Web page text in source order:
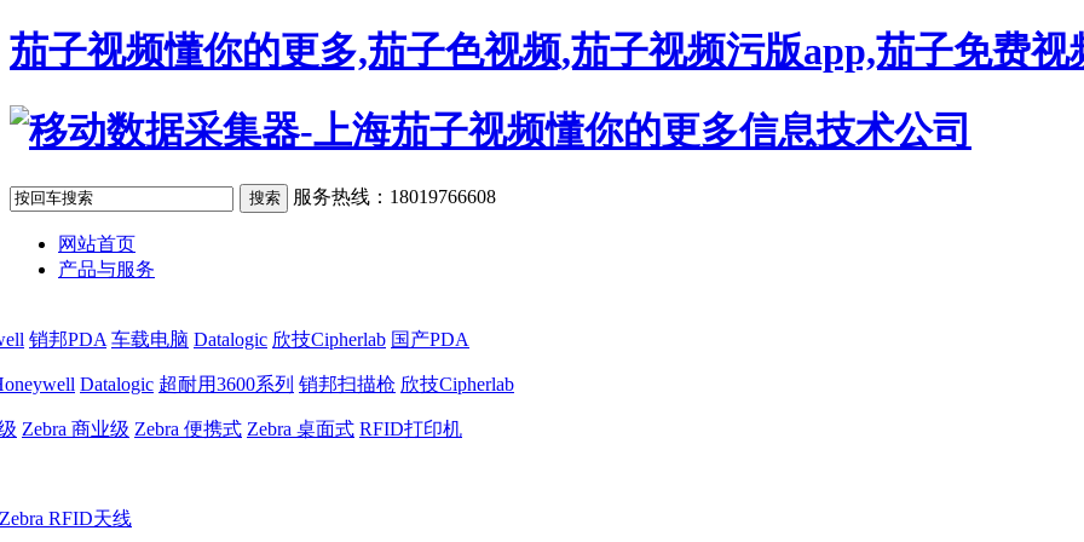
茄子视频懂你的更多,茄子色视频,茄子视频污版app,茄子免费视
服务热线：18019766608
网站首页
产品与服务
销邦PDA 车载电脑 Datalogic 欣技Cipherlab 国产PDA
Datalogic 超耐用3600系列 销邦扫描枪 欣技Cipherlab
Zebra 商业级 Zebra 便携式 Zebra 桌面式 RFID打印机
Zebra RFID天线